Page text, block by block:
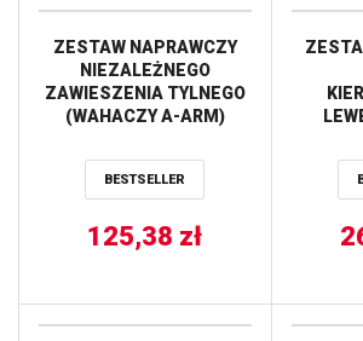
ZESTAW NAPRAWCZY
NIEZALEŻNEGO
ZAWIESZENIA TYLNEGO
(WAHACZY A-ARM)
570 ’16-’17 ALL BALLS
BESTSELLER
125,38 zł
(09),